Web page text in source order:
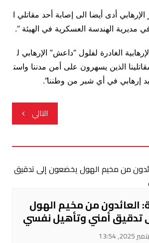
الإرهابي أدى أيضا الى إصابة أحد مقاتلي ا
مديرية الهندسة العسكرية في الهيئة “
.
الغادرة لفلول “داعش” الإرهابي ل
الذين يسهرون على أمن مدننا واست
إرهابي في أي شبر من وطننا”.
التالي
العائدون من مخيم الهول
تدقيق أمني وتأهيل نفسي